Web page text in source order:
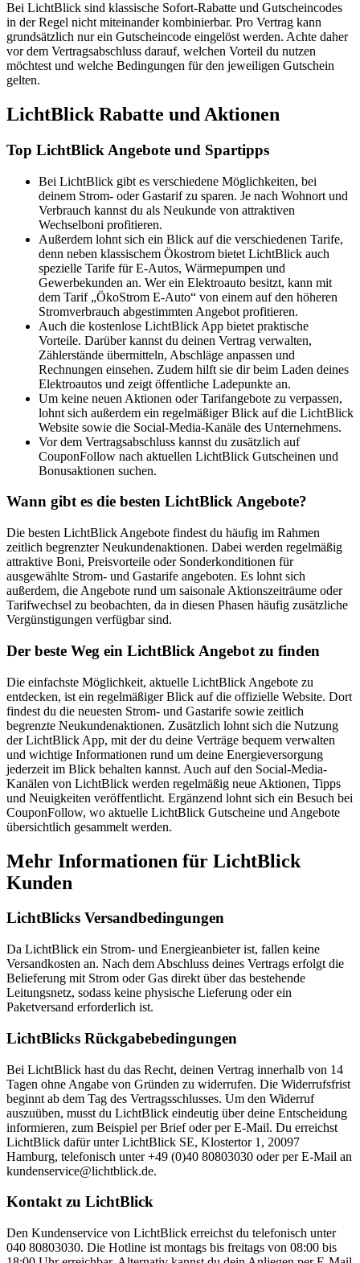
Bei LichtBlick sind klassische Sofort-Rabatte und Gutscheincodes
in der Regel nicht miteinander kombinierbar. Pro Vertrag kann
grundsätzlich nur ein Gutscheincode eingelöst werden. Achte daher
vor dem Vertragsabschluss darauf, welchen Vorteil du nutzen
möchtest und welche Bedingungen für den jeweiligen Gutschein
gelten.
LichtBlick Rabatte und Aktionen
Top LichtBlick Angebote und Spartipps
Bei LichtBlick gibt es verschiedene Möglichkeiten, bei
deinem Strom- oder Gastarif zu sparen. Je nach Wohnort und
Verbrauch kannst du als Neukunde von attraktiven
Wechselboni profitieren.
Außerdem lohnt sich ein Blick auf die verschiedenen Tarife,
denn neben klassischem Ökostrom bietet LichtBlick auch
spezielle Tarife für E-Autos, Wärmepumpen und
Gewerbekunden an. Wer ein Elektroauto besitzt, kann mit
dem Tarif „ÖkoStrom E-Auto“ von einem auf den höheren
Stromverbrauch abgestimmten Angebot profitieren.
Auch die kostenlose LichtBlick App bietet praktische
Vorteile. Darüber kannst du deinen Vertrag verwalten,
Zählerstände übermitteln, Abschläge anpassen und
Rechnungen einsehen. Zudem hilft sie dir beim Laden deines
Elektroautos und zeigt öffentliche Ladepunkte an.
Um keine neuen Aktionen oder Tarifangebote zu verpassen,
lohnt sich außerdem ein regelmäßiger Blick auf die LichtBlick
Website sowie die Social-Media-Kanäle des Unternehmens.
Vor dem Vertragsabschluss kannst du zusätzlich auf
CouponFollow nach aktuellen LichtBlick Gutscheinen und
Bonusaktionen suchen.
Wann gibt es die besten LichtBlick Angebote?
Die besten LichtBlick Angebote findest du häufig im Rahmen
zeitlich begrenzter Neukundenaktionen. Dabei werden regelmäßig
attraktive Boni, Preisvorteile oder Sonderkonditionen für
ausgewählte Strom- und Gastarife angeboten. Es lohnt sich
außerdem, die Angebote rund um saisonale Aktionszeiträume oder
Tarifwechsel zu beobachten, da in diesen Phasen häufig zusätzliche
Vergünstigungen verfügbar sind.
Der beste Weg ein LichtBlick Angebot zu finden
Die einfachste Möglichkeit, aktuelle LichtBlick Angebote zu
entdecken, ist ein regelmäßiger Blick auf die offizielle Website. Dort
findest du die neuesten Strom- und Gastarife sowie zeitlich
begrenzte Neukundenaktionen. Zusätzlich lohnt sich die Nutzung
der LichtBlick App, mit der du deine Verträge bequem verwalten
und wichtige Informationen rund um deine Energieversorgung
jederzeit im Blick behalten kannst. Auch auf den Social-Media-
Kanälen von LichtBlick werden regelmäßig neue Aktionen, Tipps
und Neuigkeiten veröffentlicht. Ergänzend lohnt sich ein Besuch bei
CouponFollow, wo aktuelle LichtBlick Gutscheine und Angebote
übersichtlich gesammelt werden.
Mehr Informationen für LichtBlick
Kunden
LichtBlicks Versandbedingungen
Da LichtBlick ein Strom- und Energieanbieter ist, fallen keine
Versandkosten an. Nach dem Abschluss deines Vertrags erfolgt die
Belieferung mit Strom oder Gas direkt über das bestehende
Leitungsnetz, sodass keine physische Lieferung oder ein
Paketversand erforderlich ist.
LichtBlicks Rückgabebedingungen
Bei LichtBlick hast du das Recht, deinen Vertrag innerhalb von 14
Tagen ohne Angabe von Gründen zu widerrufen. Die Widerrufsfrist
beginnt ab dem Tag des Vertragsschlusses. Um den Widerruf
auszuüben, musst du LichtBlick eindeutig über deine Entscheidung
informieren, zum Beispiel per Brief oder per E-Mail. Du erreichst
LichtBlick dafür unter LichtBlick SE, Klostertor 1, 20097
Hamburg, telefonisch unter +49 (0)40 80803030 oder per E-Mail an
kundenservice@lichtblick.de.
Kontakt zu LichtBlick
Den Kundenservice von LichtBlick erreichst du telefonisch unter
040 80803030. Die Hotline ist montags bis freitags von 08:00 bis